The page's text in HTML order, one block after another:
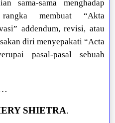
sama-sama menghadap
membuat “Akta
addendum, revisi, atau
diri menyepakati “Acta
pasal-pasal sebuah
SHIETRA.